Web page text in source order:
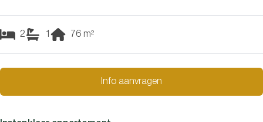
2 1 76 m²
Info aanvragen